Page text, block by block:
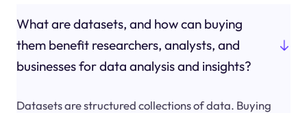
What are datasets, and how can buying
them benefit researchers, analysts, and
businesses for data analysis and insights?
Datasets are structured collections of data. Buying